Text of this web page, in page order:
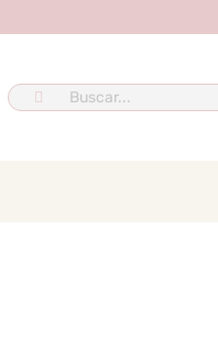
Buscar: